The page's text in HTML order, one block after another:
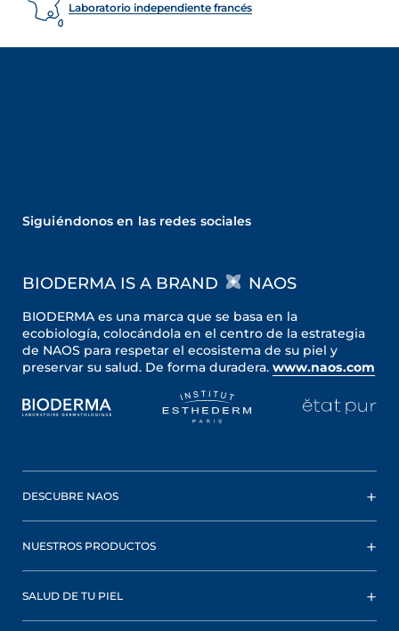
Laboratorio independiente francés
Siguiéndonos en las redes sociales
BIODERMA IS A BRAND NAOS
BIODERMA es una marca que se basa en la
ecobiología, colocándola en el centro de la estrategia
de NAOS para respetar el ecosistema de su piel y
preservar su salud. De forma duradera. www.naos.com
DESCUBRE NAOS
NUESTROS PRODUCTOS
SALUD DE TU PIEL